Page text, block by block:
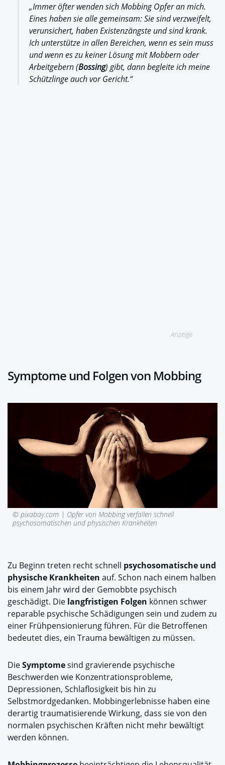
„Immer öfter wenden sich Mobbing Opfer an mich.
Eines haben sie alle gemeinsam: Sie sind verzweifelt,
verunsichert, haben Existenzängste und sind krank.
Ich unterstütze in allen Bereichen, wenn es sein muss
und wenn es zu keiner Lösung mit Mobbern oder
Arbeitgebern (Bossing) gibt, dann begleite ich meine
Schützlinge auch vor Gericht.“
Anzeige
Symptome und Folgen von Mobbing
© pixabay.com | Opfer von Mobbing verfallen schnell
psychosomatischen und physischen Krankheiten
Zu Beginn treten recht schnell psychosomatische und
physische Krankheiten auf. Schon nach einem halben
bis einem Jahr wird der Gemobbte psychisch
geschädigt. Die langfristigen Folgen können schwer
reparable psychische Schädigungen sein und zudem zu
einer Frühpensionierung führen. Für die Betroffenen
bedeutet dies, ein Trauma bewältigen zu müssen.
DieSymptomesind gravierende psychische
Beschwerden wie Konzentrationsprobleme,
Depressionen, Schlaflosigkeit bis hin zu
Selbstmordgedanken. Mobbingerlebnisse haben eine
derartig traumatisierende Wirkung, dass sie von den
normalen psychischen Kräften nicht mehr bewältigt
werden können.